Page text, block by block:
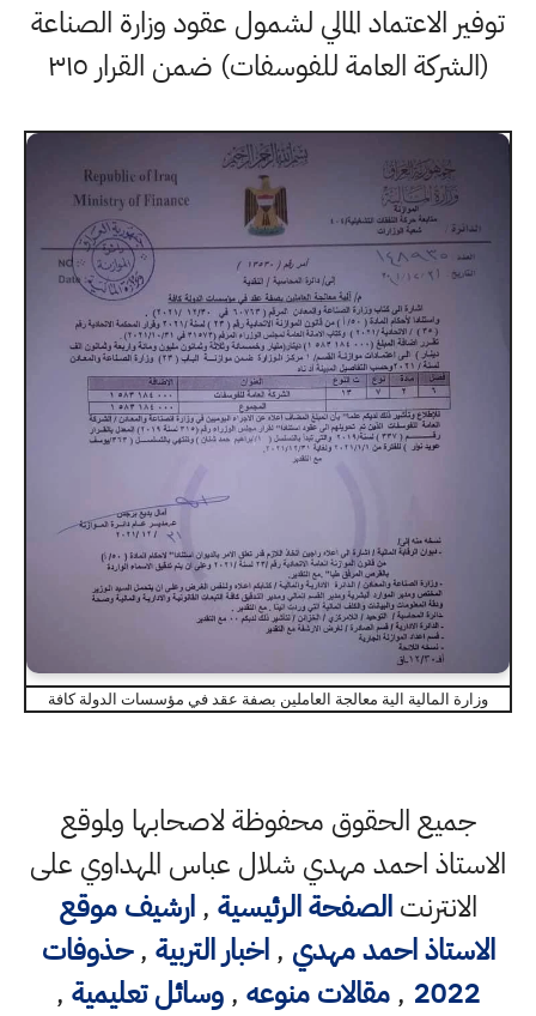
توفير الاعتماد المالي لشمول عقود وزارة الصناعة
(الشركة العامة للفوسفات) ضمن القرار ٣١٥
وزارة المالية الية معالجة العاملين بصفة عقد في مؤسسات الدولة كافة
جميع الحقوق محفوظة لاصحابها ولموقع
الاستاذ احمد مهدي شلال عباس المهداوي على
الانترنتالصفحة الرئيسية ,ارشيف موقع
الاستاذ احمد مهدي ,اخبار التربية ,حذوفات
2022
,مقالات منوعه ,وسائل تعليمية ,